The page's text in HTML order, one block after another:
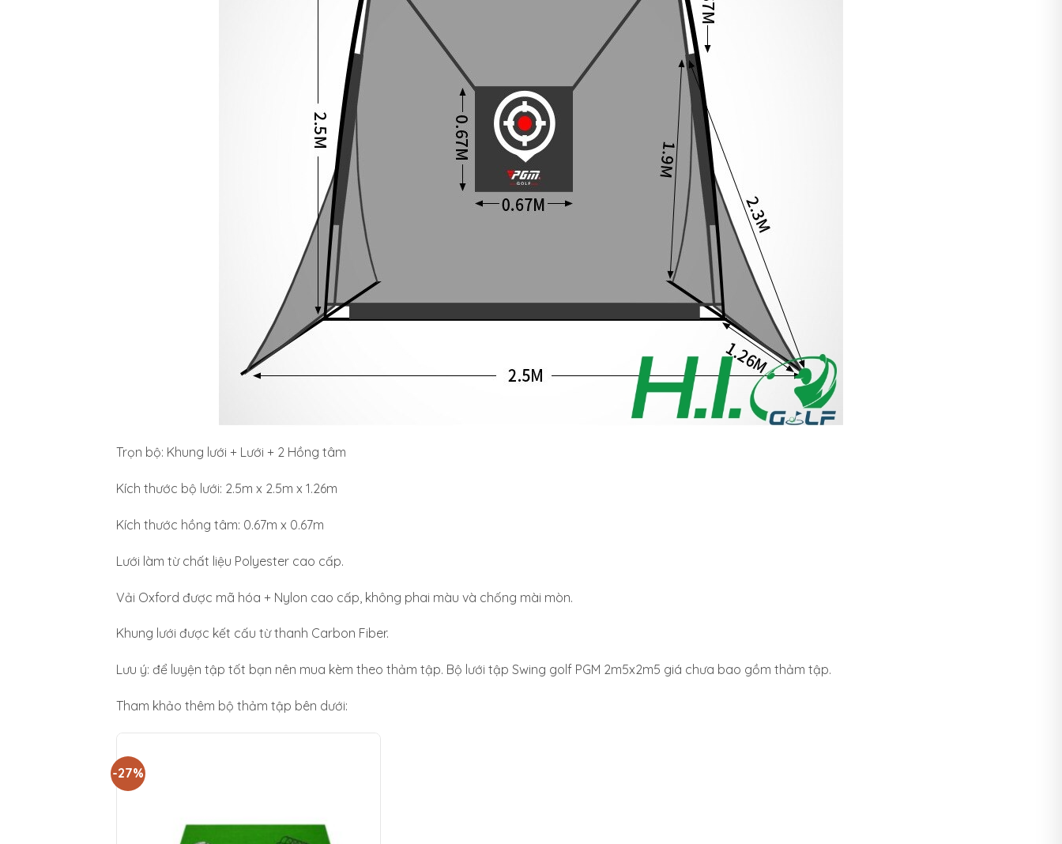
Trọn bộ: Khung lưới + Lưới + 2 Hồng tâm
Kích thước bộ lưới: 2.5m x 2.5m x 1.26m
Kích thước hồng tâm: 0.67m x 0.67m
Lưới làm từ chất liệu Polyester cao cấp.
Vải Oxford được mã hóa + Nylon cao cấp, không phai màu và chống mài mòn.
Khung lưới được kết cấu từ thanh Carbon Fiber.
Lưu ý: để luyện tập tốt bạn nên mua kèm theo thảm tập. Bộ lưới tập Swing golf PGM 2m5x2m5 giá chưa bao gồm thảm tập.
Tham khảo thêm bộ thảm tập bên dưới:
-27%